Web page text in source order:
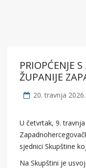
PRIOPĆENJE
ŽUPANIJE
20. travnja 2026.
U četvrtak, 9.
sjednici Skupštine
Na Skupštini je